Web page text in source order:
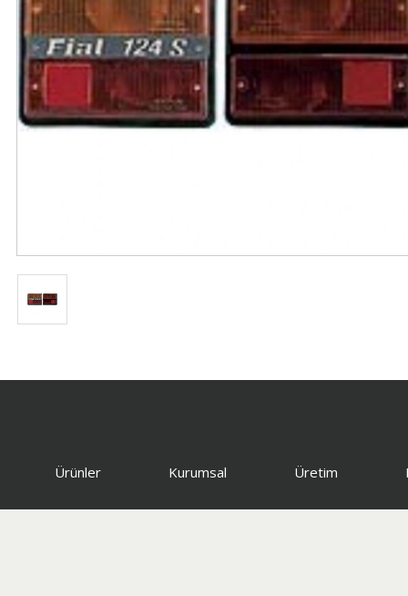
Ürünler Kurumsal Üretim